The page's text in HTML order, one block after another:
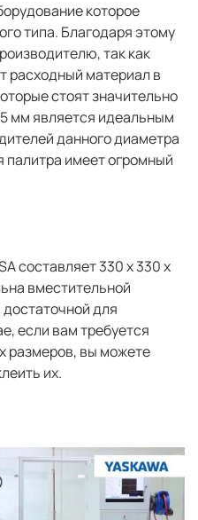
которое
типа. Благодаря этому
так как
расходный материал в
стоят значительно
мм является идеальным
данного диаметра
палитра имеет огромный
составляет 330 x 330 x
вместительной
для
если вам требуется
размеров, вы можете
их.